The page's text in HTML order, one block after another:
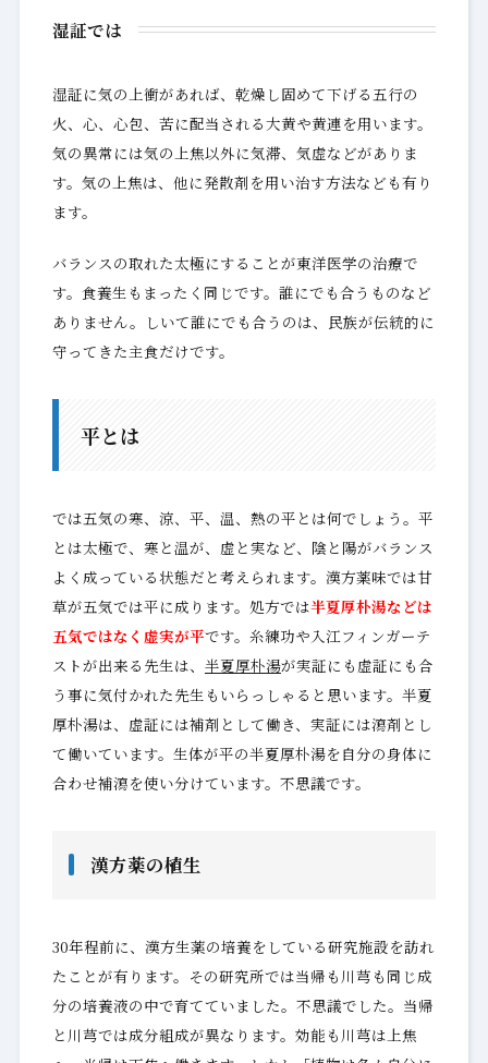
湿証では
湿証に気の上衝があれば、乾燥し固めて下げる五行の
火、心、心包、苦に配当される大黄や黄連を用います。
気の異常には気の上焦以外に気滞、気虚などがありま
す。気の上焦は、他に発散剤を用い治す方法なども有り
ます。
バランスの取れた太極にすることが東洋医学の治療で
す。食養生もまったく同じです。誰にでも合うものなど
ありません。しいて誰にでも合うのは、民族が伝統的に
守ってきた主食だけです。
平とは
では五気の寒、涼、平、温、熱の平とは何でしょう。平
とは太極で、寒と温が、虚と実など、陰と陽がバランス
よく成っている状態だと考えられます。漢方薬味では甘
草が五気では平に成ります。処方では半夏厚朴湯などは
五気ではなく虚実が平です。糸練功や入江フィンガーテ
ストが出来る先生は、 半夏厚朴湯が実証にも虚証にも合
う事に気付かれた先生もいらっしゃると思います。半夏
厚朴湯は、虚証には補剤として働き、実証には瀉剤とし
て働いています。生体が平の半夏厚朴湯を自分の身体に
合わせ補瀉を使い分けています。不思議です。
漢方薬の植生
30年程前に、漢方生薬の培養をしている研究施設を訪れ
たことが有ります。その研究所では当帰も川芎も同じ成
分の培養液の中で育てていました。不思議でした。当帰
と川芎では成分組成が異なります。効能も川芎は上焦